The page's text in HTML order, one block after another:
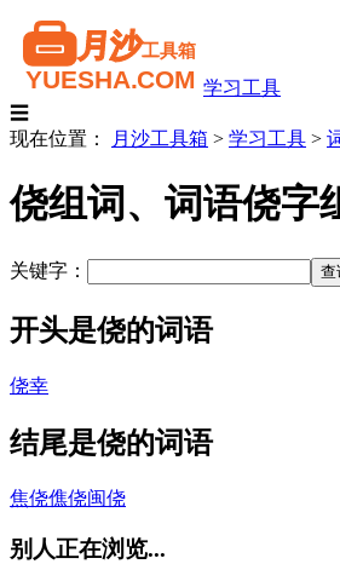
学习工具
☰
现在位置：
月沙工具箱 > 学习工具 >
侥组词、词语侥字
关键字：
开头是侥的词语
侥幸
结尾是侥的词语
焦侥僬侥闽侥
别人正在浏览...